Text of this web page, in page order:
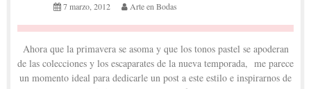
7 marzo, 2012 Arte en Bodas
Ahora que la primavera se asoma y que los tonos pastel se apoderan
de las colecciones y los escaparates de la nueva temporada, me parece
un momento ideal para dedicarle un post a este estilo e inspirarnos de